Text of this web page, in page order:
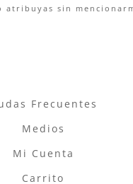
sin
Frecuentes
Medios
Mi Cuenta
Carrito